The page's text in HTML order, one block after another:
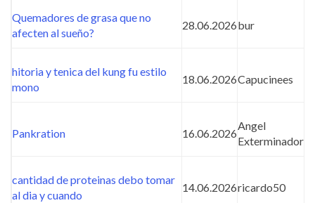
Quemadores de grasa que no
afecten al sueño?
28.06.2026bur
hitoria y tenica del kung fu estilo
mono
18.06.2026Capucinees
Pankration 16.06.2026
Angel
Exterminador
cantidad de proteinas debo tomar
al dia y cuando
14.06.2026ricardo50